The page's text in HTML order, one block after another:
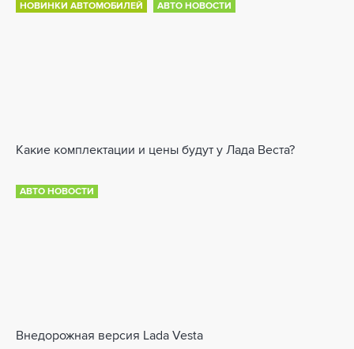
НОВИНКИ АВТОМОБИЛЕЙ АВТО НОВОСТИ
Какие комплектации и цены будут у Лада Веста?
АВТО НОВОСТИ
Внедорожная версия Lada Vesta